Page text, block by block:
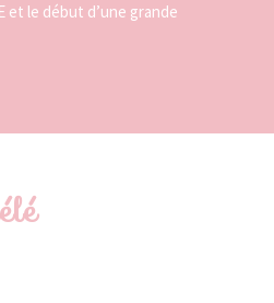
et le début d’une grande